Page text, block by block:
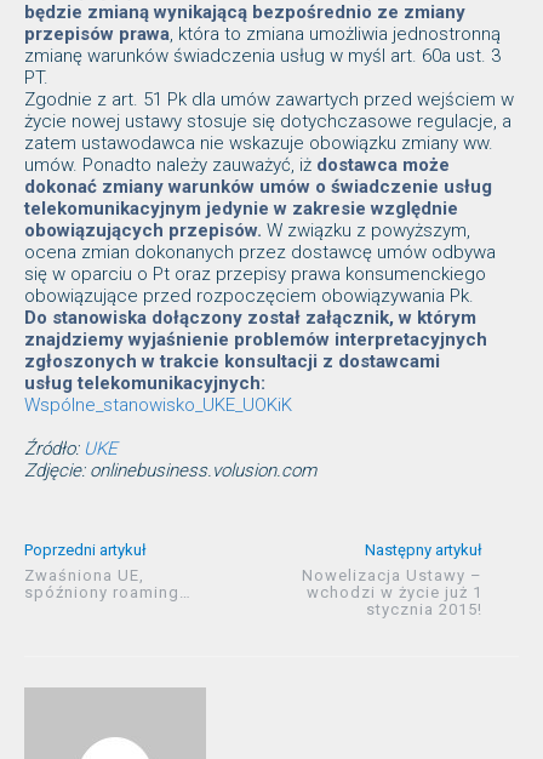
będzie zmianą wynikającą bezpośrednio ze zmiany
przepisów prawa , która to zmiana umożliwia jednostronną
zmianę warunków świadczenia usług w myśl art. 60a ust. 3
PT.
Zgodnie z art. 51 Pk dla umów zawartych przed wejściem w
życie nowej ustawy stosuje się dotychczasowe regulacje, a
zatem ustawodawca nie wskazuje obowiązku zmiany ww.
umów. Ponadto należy zauważyć, iż dostawca może
dokonać zmiany warunków umów o świadczenie usług
telekomunikacyjnym jedynie w zakresie względnie
obowiązujących przepisów. W związku z powyższym,
ocena zmian dokonanych przez dostawcę umów odbywa
się w oparciu o Pt oraz przepisy prawa konsumenckiego
obowiązujące przed rozpoczęciem obowiązywania Pk.
Do stanowiska dołączony został załącznik, w którym
znajdziemy wyjaśnienie problemów interpretacyjnych
zgłoszonych w trakcie konsultacji z dostawcami
usług telekomunikacyjnych:
Wspólne_stanowisko_UKE_UOKiK
Źródło: UKE
Zdjęcie: onlinebusiness.volusion.com
Poprzedni artykuł
Zwaśniona UE,
spóźniony roaming…
Następny artykuł
Nowelizacja Ustawy –
wchodzi w życie już 1
stycznia 2015!